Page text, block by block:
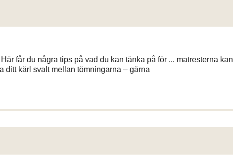
Här får du några tips på vad du kan tänka på för ... matresterna kan
ditt kärl svalt mellan tömningarna – gärna